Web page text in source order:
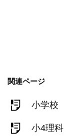
関連ページ
小学校
小4理科